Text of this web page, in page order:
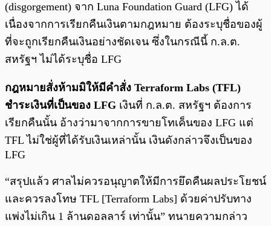
(disgorgement) จาก Luna Foundation Guard (LFG) ได้
เนื่องจากการเรียกคืนเงินตามกฎหมาย ต้องระบุชื่อของผู้
ที่จะถูกเรียกคืนเงินอย่างชัดเจน ซึ่งในกรณีนี้ ก.ล.ต.
สหรัฐฯ ไม่ได้ระบุชื่อ LFG
กฎหมายสั่งห้ามมิให้มีคำสั่ง Terraform Labs (TFL)
ชำระเงินที่เป็นของ LFG เงินที่ ก.ล.ต. สหรัฐฯ ต้องการ
เรียกคืนนั้น อ้างว่ามาจากการขายโทเค็นของ LFG แต่
TFL ไม่ใช่ผู้ที่ได้รับเงินเหล่านั้น เงินดังกล่าวจึงเป็นของ
LFG
“สรุปแล้ว ศาลไม่ควรอนุญาตให้มีการยึดคืนผลประโยชน์
และควรลงโทษ TFL [Terraform Labs] ด้วยค่าปรับทาง
แพ่งไม่เกิน 1 ล้านดอลลาร์ เท่านั้น” ทนายความกล่าว